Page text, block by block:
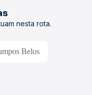
nesta rota.
Belos